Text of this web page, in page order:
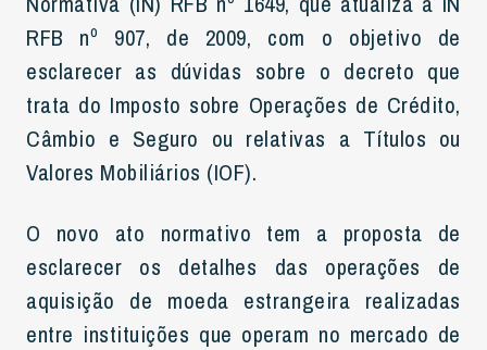
RFB nº 907, de 2009, com o objetivo de
esclarecer as dúvidas sobre o decreto que
trata do Imposto sobre Operações de Crédito,
Câmbio e Seguro ou relativas a Títulos ou
Valores Mobiliários (IOF).
O novo ato normativo tem a proposta de
esclarecer os detalhes das operações de
aquisição de moeda estrangeira realizadas
entre instituições que operam no mercado de